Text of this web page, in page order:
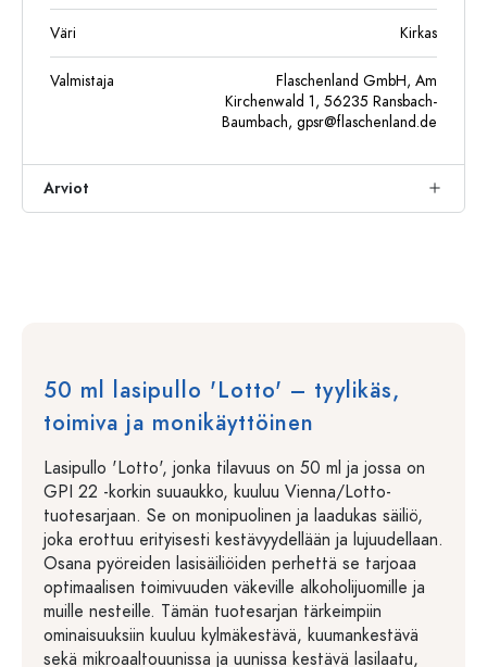
Väri Kirkas
Valmistaja
Flaschenland GmbH, Am
Kirchenwald 1, 56235 Ransbach-
Baumbach, gpsr@flaschenland.de
Arviot
50 ml lasipullo 'Lotto' – tyylikäs,
toimiva ja monikäyttöinen
Lasipullo 'Lotto', jonka tilavuus on 50 ml ja jossa on
GPI 22 -korkin suuaukko, kuuluu Vienna/Lotto-
tuotesarjaan. Se on monipuolinen ja laadukas säiliö,
joka erottuu erityisesti kestävyydellään ja lujuudellaan.
Osana pyöreiden lasisäiliöiden perhettä se tarjoaa
optimaalisen toimivuuden väkeville alkoholijuomille ja
muille nesteille. Tämän tuotesarjan tärkeimpiin
ominaisuuksiin kuuluu kylmäkestävä, kuumankestävä
sekä mikroaaltouunissa ja uunissa kestävä lasilaatu,